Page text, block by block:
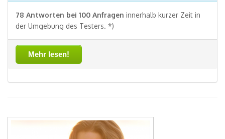
78 Antworten bei 100 Anfragen innerhalb kurzer Zeit in
der Umgebung des Testers. *)
Mehr lesen!